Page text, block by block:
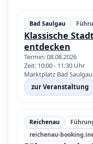
Bad Saulgau
Klassische
entdecken
Termin: 08.08.2026
Zeit: 10:00 - 11:30 Uhr
Marktplatz Bad Saulgau
zur Veranstaltung
Reichenau
reichenau-